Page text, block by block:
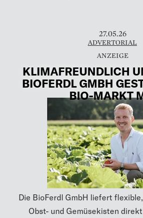
27.05.26
ADVERTORIAL
KLIMAFREUNDLICH
BIOFERDL GMBH
BIO-MARKT
Die BioFerdl GmbH liefert
Obst- und Gemüsekisten